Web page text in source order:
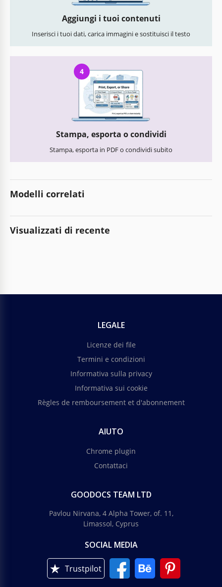
Aggiungi i tuoi contenuti
Inserisci i tuoi dati, carica immagini e sostituisci il testo
4
Stampa, esporta o condividi
Stampa, esporta in PDF o condividi subito
Modelli correlati
Visualizzati di recente
LEGALE
Licenze dei file
Termini e condizioni
Informativa sulla privacy
Informativa sui cookie
Règles de remboursement et d'abonnement
AIUTO
Chrome plugin
Contattaci
GOODOCS TEAM LTD
Pavlou Nirvana, 4 Alpha Tower, of. 11,
Limassol, Cyprus
SOCIAL MEDIA
Trustpilot